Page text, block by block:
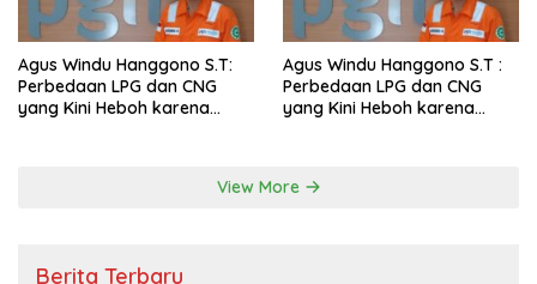
Agus Windu Hanggono S.T:
Perbedaan LPG dan CNG
yang Kini Heboh karena
Agus Windu Hanggono S.T :
Perbedaan LPG dan CNG
yang Kini Heboh karena
View More
Berita Terbaru